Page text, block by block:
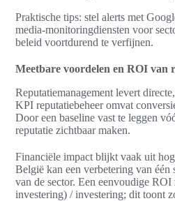
Praktische tips: stel alerts met
media-monitoringdiensten voor
beleid voortdurend te verfijnen.
Meetbare voordelen en ROI van
Reputatiemanagement levert
KPI reputatiebeheer omvat
Door een baseline vast te leggen
reputatie zichtbaar maken.
Financiële impact blijkt vaak uit
België kan een verbetering van
van de sector. Een eenvoudige
investering) / investering; dit toont